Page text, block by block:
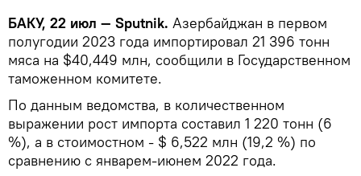
БАКУ, 22 июл — Sputnik. Азербайджан в первом
полугодии 2023 года импортировал 21 396 тонн
мяса на $40,449 млн, сообщили в Государственном
таможенном комитете.
По данным ведомства, в количественном
выражении рост импорта составил 1 220 тонн (6
%), а в стоимостном - $ 6,522 млн (19,2 %) по
сравнению с январем-июнем 2022 года.